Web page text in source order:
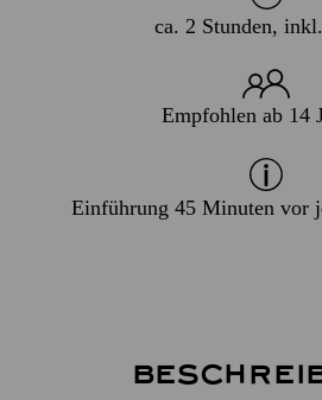
ca. 2 Stunden,
Empfohlen ab 14
Einführung 45 Minuten vor